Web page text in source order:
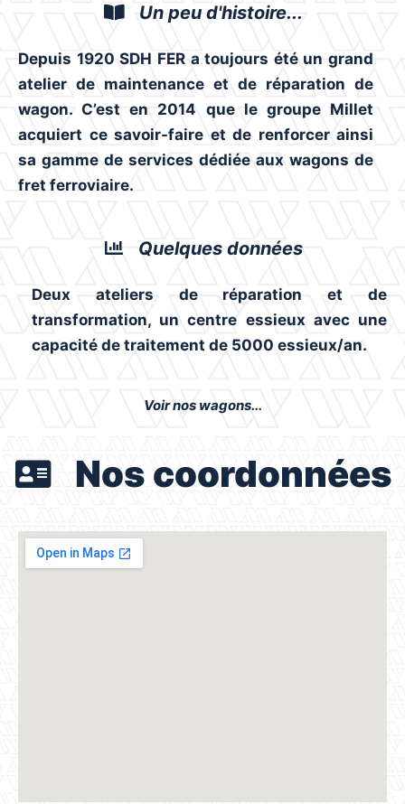
Un peu d'histoire...
Depuis 1920 SDH FER a toujours été un grand
atelier de maintenance et de réparation de
wagon. C’est en 2014 que le groupe Millet
acquiert ce savoir-faire et de renforcer ainsi
sa gamme de services dédiée aux wagons de
fret ferroviaire.
Quelques données
Deux ateliers de réparation et de
transformation, un centre essieux avec une
capacité de traitement de 5000 essieux/an.
Voir nos wagons...
Nos coordonnées